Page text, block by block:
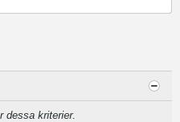
dessa kriterier.